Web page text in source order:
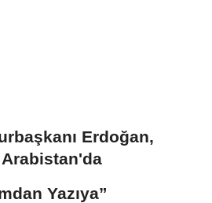
Erdoğan,
Yazıya”